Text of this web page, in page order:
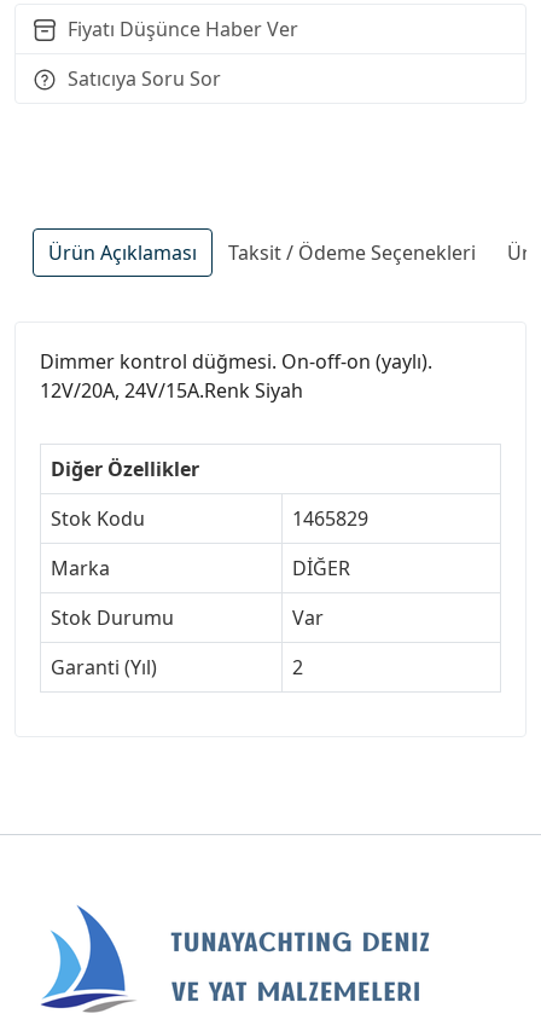
Fiyatı Düşünce Haber Ver
Satıcıya Soru Sor
Ürün Açıklaması Taksit / Ödeme Seçenekleri
Dimmer kontrol düğmesi. On-off-on (yaylı).
12V/20A, 24V/15A.Renk Siyah
Diğer Özellikler
Stok Kodu
1465829
Marka
DİĞER
Stok Durumu
Var
Garanti (Yıl)
2